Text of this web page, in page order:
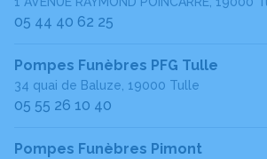
05 44 40 62 25
Pompes Funèbres PFG Tulle
34 quai de Baluze, 19000 Tulle
05 55 26 10 40
Pompes Funèbres Pimont